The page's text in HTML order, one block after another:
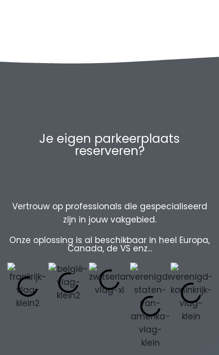
Je eigen parkeerplaats
reserveren?
Vertrouw op professionals die gespecialiseerd
zijn in jouw vakgebied.
Onze oplossing is al beschikbaar in heel Europa,
Canada, de VS enz...